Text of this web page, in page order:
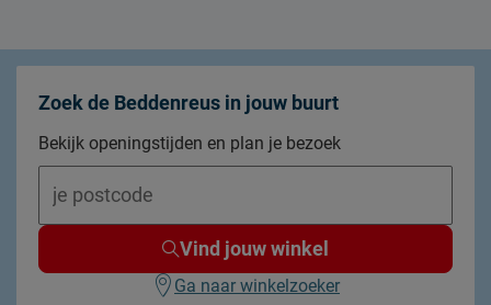
Zoek de Beddenreus in jouw buurt
Bekijk openingstijden en plan je bezoek
Vind jouw winkel
Ga naar winkelzoeker